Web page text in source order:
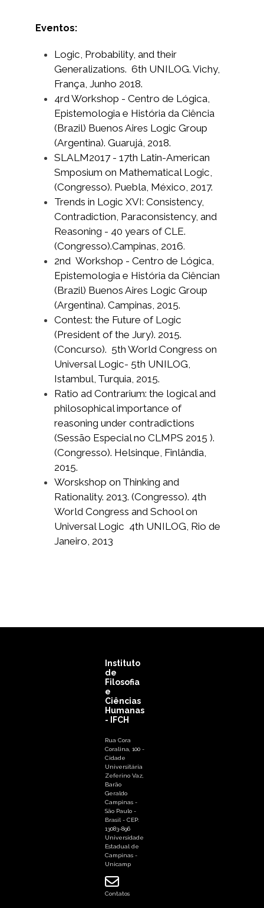
Eventos:
Logic, Probability, and their
Generalizations. 6th UNILOG. Vichy,
França, Junho 2018.
4rd Workshop - Centro de Lógica,
Epistemologia e História da Ciência
(Brazil) Buenos Aires Logic Group
(Argentina). Guarujá, 2018.
SLALM2017 - 17th Latin-American
Smposium on Mathematical Logic,
(Congresso). Puebla, México, 2017.
Trends in Logic XVI: Consistency,
Contradiction, Paraconsistency, and
Reasoning - 40 years of CLE.
(Congresso).Campinas, 2016.
2nd Workshop - Centro de Lógica,
Epistemologia e História da Ciêncian
(Brazil) Buenos Aires Logic Group
(Argentina). Campinas, 2015.
Contest: the Future of Logic
(President of the Jury). 2015.
(Concurso). 5th World Congress on
Universal Logic- 5th UNILOG,
Istambul, Turquia, 2015.
Ratio ad Contrarium: the logical and
philosophical importance of
reasoning under contradictions
(Sessão Especial no CLMPS 2015 ).
(Congresso). Helsinque, Finlândia,
2015.
Worskshop on Thinking and
Rationality. 2013. (Congresso). 4th
World Congress and School on
Universal Logic 4th UNILOG, Rio de
Janeiro, 2013
Instituto
de
Filosofia
e
Ciências
Humanas
- IFCH
Rua Cora
Coralina, 100 -
Cidade
Universitária
Zeferino Vaz,
Barão
Geraldo
Campinas -
São Paulo -
Brasil - CEP:
13083-896
Universidade
Estadual de
Campinas -
Unicamp
Contatos